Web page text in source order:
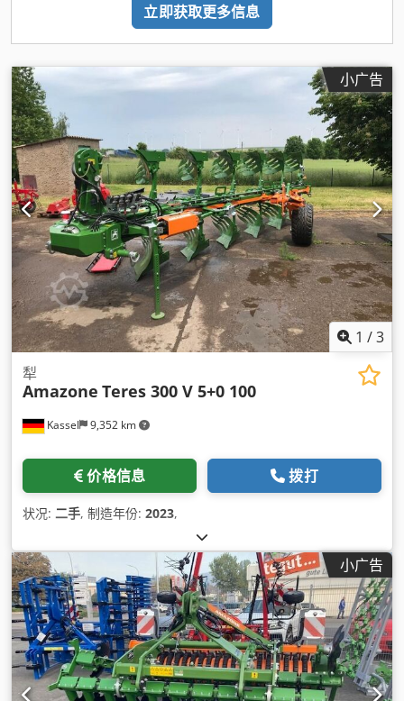
立即获取更多信息
小广告
1 /3
Kassel 9,352 km
犁
Amazone Teres 300 V 5+0 100
价格信息 拨打
状况: 二手, 制造年份: 2023,
小广告